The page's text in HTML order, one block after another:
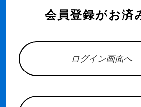
会員登録がお済
ログイン画面へ